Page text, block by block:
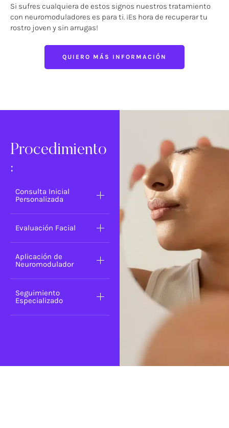
Si sufres cualquiera de estos signos nuestros tratamiento
con neuromoduladores es para ti. ¡Es hora de recuperar tu
rostro joven y sin arrugas!
QUIERO MÁS INFORMACIÓN
Procedimiento
:
Consulta Inicial
Personalizada
Evaluación Facial
Aplicación de
Neuromodulador
Seguimiento
Especializado